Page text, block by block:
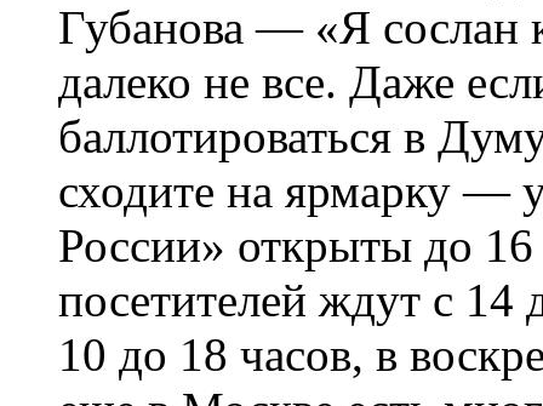
Губанова — «Я сослан
далеко не все. Даже
баллотироваться в
сходите на ярмарку —
России» открыты до
посетителей ждут с 14
10 до 18 часов, в